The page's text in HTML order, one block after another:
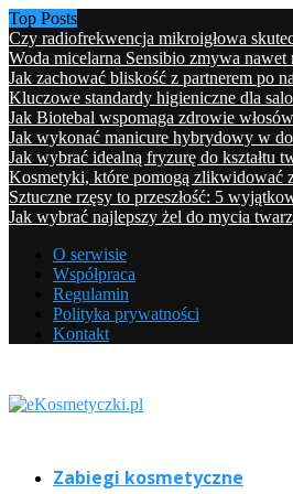
Top Posts
Czy radiofrekwencja mikroigłowa
Woda micelarna Sensibio zmywa
Jak zachować bliskość z partnerem po
Kluczowe standardy higieniczne dla
Jak Biotebal wspomaga zdrowie
Jak wykonać manicure hybrydowy w
Jak wybrać idealną fryzurę do kształtu
Kosmetyki, które pomogą zlikwidować
Sztuczne rzęsy to przeszłość: 5
Jak wybrać najlepszy żel do mycia
O serwisie
Współpraca
Regulamin
Polityka prywatności
Kontakt
Zabiegi kosmetyczne